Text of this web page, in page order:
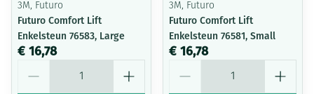
3M, Futuro
Futuro Comfort Lift
Enkelsteun 76583, Large
€ 16,78
3M, Futuro
Futuro Comfort Lift
Enkelsteun 76581, Small
€ 16,78